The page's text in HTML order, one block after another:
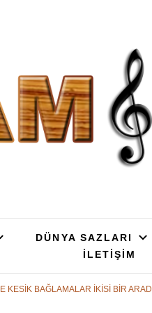
DÜNYA SAZLARI
İLETİŞİM
KESİK BAĞLAMALAR İKİSİ BİR